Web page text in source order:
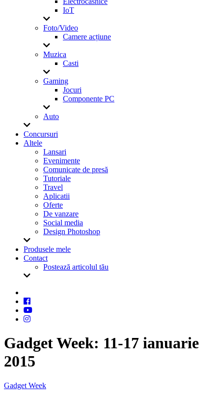
IoT
Foto/Video
Camere acțiune
Muzica
Casti
Gaming
Jocuri
Componente PC
Auto
Concursuri
Altele
Lansari
Evenimente
Comunicate de presă
Tutoriale
Travel
Aplicatii
Oferte
De vanzare
Social media
Design Photoshop
Produsele mele
Contact
Postează articolul tău
Gadget Week: 11-17 ianuarie
2015
Gadget Week